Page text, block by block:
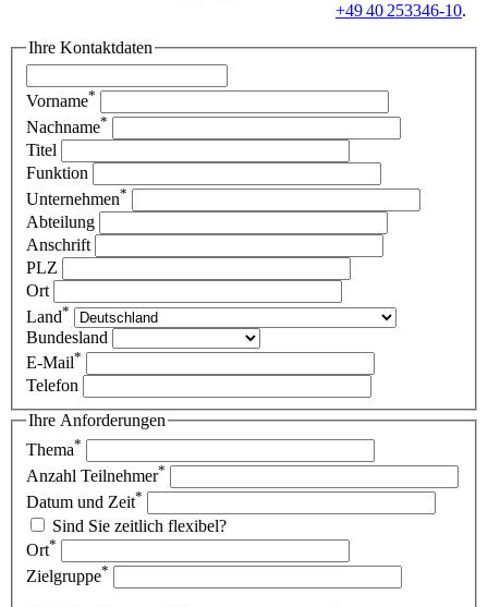
+49 40 253346-10.
Ihre Kontaktdaten
Vorname*
Nachname*
Titel
Funktion
Unternehmen*
Abteilung
Anschrift
PLZ
Ort
Land*
Bundesland
E-Mail*
Telefon
Ihre Anforderungen
Thema*
Anzahl Teilnehmer*
Datum und Zeit*
Sind Sie zeitlich flexibel?
Ort*
Zielgruppe*